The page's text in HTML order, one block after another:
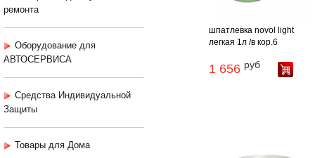
ремонта
Оборудование для
АВТОСЕРВИСА
Средства Индивидуальной
Защиты
Товары для Дома
шпатлевка novol light
легкая 1л /в кор.6
1 656 руб